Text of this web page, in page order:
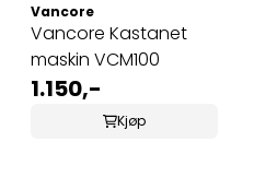
Vancore
Vancore Kastanet
maskin VCM100
1.150,-
Kjøp